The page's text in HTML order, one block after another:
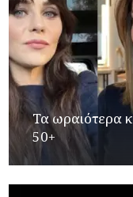
Τα ωραιότερα
50+